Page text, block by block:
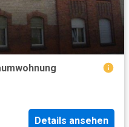
Details ansehen